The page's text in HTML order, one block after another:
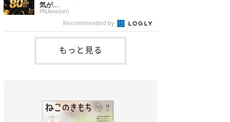
を過ぎたころ、お迎え2日目に撮影された
もの。新しい環境にゆっくり慣れてもらう
ため、当時はケージの中で過ごしていまし
た。鳴いてアピールするももち
たころの、生後2〜3週齢ごろのドンちゃ
ん。@doddou_1今回紹介するのは、
X（旧Twitter）ユーザー@doddou_1さん
の愛猫・ドンちゃん（取材時、推定6才／
本名：ドミトリー・ドンスコイ）。ドンち
ゃんは、保護猫でした。ドンちゃんが見つ
かったのは、飼い主さんの姉の勤め先の敷
気が...
PR(Amazon)
Recommended by
もっと見る